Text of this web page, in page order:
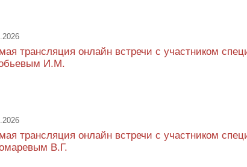
трансляция онлайн встречи с участником
И.М.
трансляция онлайн встречи с участником
В.Г.